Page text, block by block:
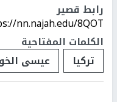
رابط قصير
nn.najah.edu/8QOT/
الكلمات المفتاحية
تركيا
عيسى